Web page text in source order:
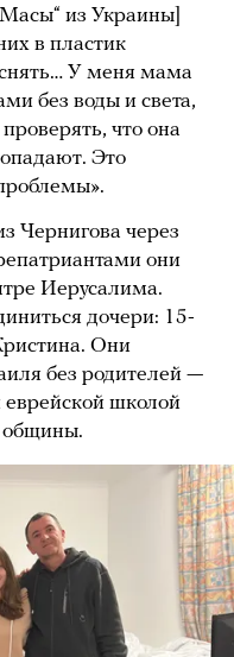
из Украины]
в пластик
У меня мама
без воды и света,
что она
Это
Чернигова через
они
Иерусалима.
дочери: 15-
Они
без родителей —
еврейской школой
общины.